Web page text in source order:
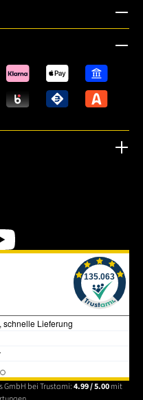
Tab.
GmbH bei Trustami:4.99 / 5.00mit